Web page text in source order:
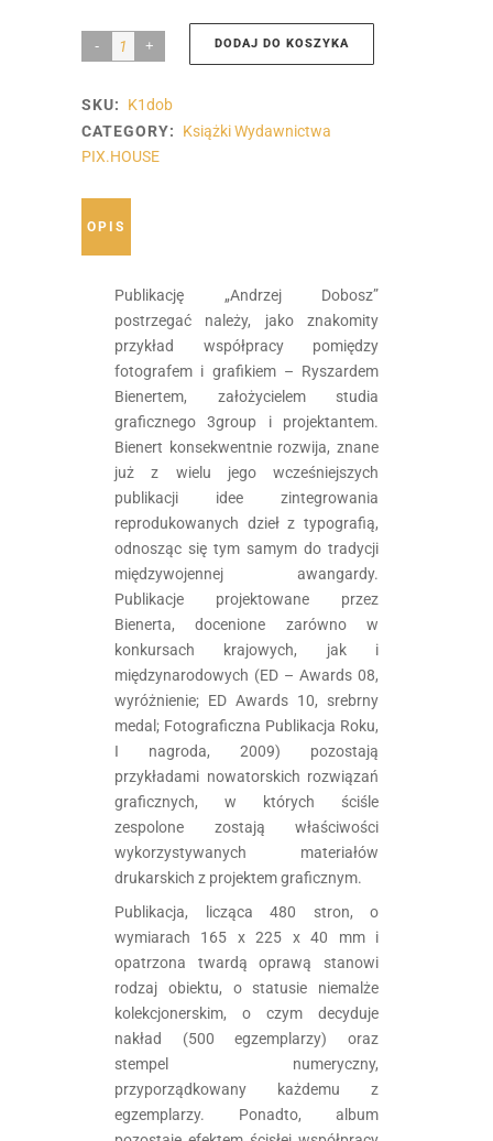
New
book
|
Dobosz
quantity
DODAJ DO KOSZYKA
SKU:
K1dob
CATEGORY:
Książki Wydawnictwa
PIX.HOUSE
OPIS
Publikację „Andrzej Dobosz”
postrzegać należy, jako znakomity
przykład współpracy pomiędzy
fotografem i grafikiem – Ryszardem
Bienertem, założycielem studia
graficznego 3group i projektantem.
Bienert konsekwentnie rozwija, znane
już z wielu jego wcześniejszych
publikacji idee zintegrowania
reprodukowanych dzieł z typografią,
odnosząc się tym samym do tradycji
międzywojennej awangardy.
Publikacje projektowane przez
Bienerta, docenione zarówno w
konkursach krajowych, jak i
międzynarodowych (ED – Awards 08,
wyróżnienie; ED Awards 10, srebrny
medal; Fotograficzna Publikacja Roku,
I nagroda, 2009) pozostają
przykładami nowatorskich rozwiązań
graficznych, w których ściśle
zespolone zostają właściwości
wykorzystywanych materiałów
drukarskich z projektem graficznym.
Publikacja, licząca 480 stron, o
wymiarach 165 x 225 x 40 mm i
opatrzona twardą oprawą stanowi
rodzaj obiektu, o statusie niemalże
kolekcjonerskim, o czym decyduje
nakład (500 egzemplarzy) oraz
stempel numeryczny,
przyporządkowany każdemu z
egzemplarzy. Ponadto, album